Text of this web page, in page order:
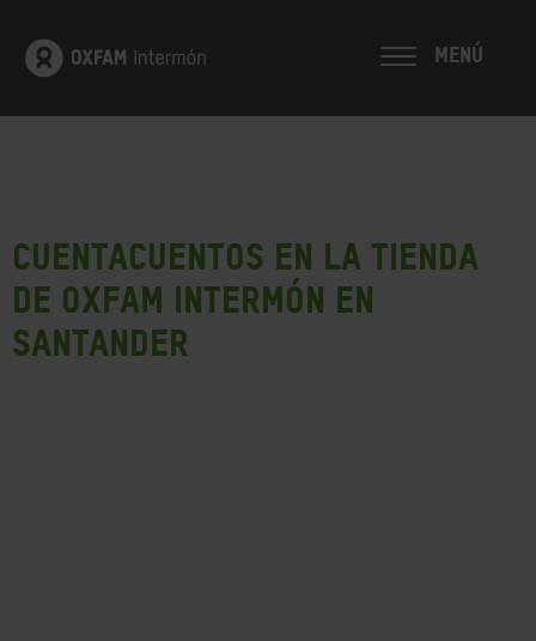
MENÚ
Cuentacuentos en la tienda
de Oxfam Intermón en
Santander